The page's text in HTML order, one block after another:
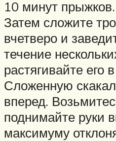
10 минут прыжков.
Затем сложите
вчетверо и
течение
растягивайте его
Сложенную
вперед.
поднимайте руки
максимуму